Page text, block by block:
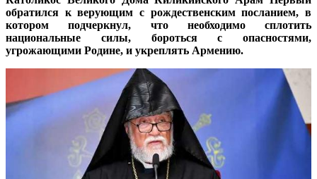
обратился к верующим с рождественским посланием, в
котором подчеркнул, что необходимо сплотить
национальные силы, бороться с опасностями,
угрожающими Родине, и укреплять Армению.